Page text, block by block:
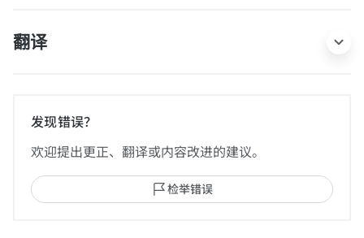
翻译
发现错误？
欢迎提出更正、翻译或内容改进的建议。
检举错误